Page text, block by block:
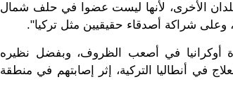
الأخرى، لأنها ليست عضوا في حلف شمال
وعلى شراكة أصدقاء حقيقيين مثل تركيا".
أوكرانيا في أصعب الظروف، وبفضل نظيره
في أنطاليا التركية، إثر إصابتهم في منطقة